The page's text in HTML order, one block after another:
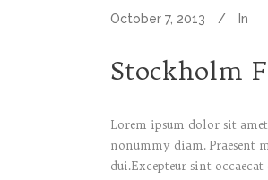
October 7, 2013 In
Stockholm
Lorem ipsum dolor sit
nonummy diam. Praesent
dui.Excepteur sint